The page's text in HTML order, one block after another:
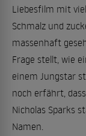
Liebesfilm mit
Schmalz und
massenhaft
Frage stellt, wie
einem Jungstar
noch erfährt,
Nicholas Sparks
Namen.